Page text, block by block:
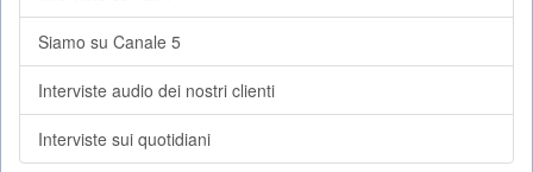
Siamo su Canale 5
Interviste audio dei nostri clienti
Interviste sui quotidiani